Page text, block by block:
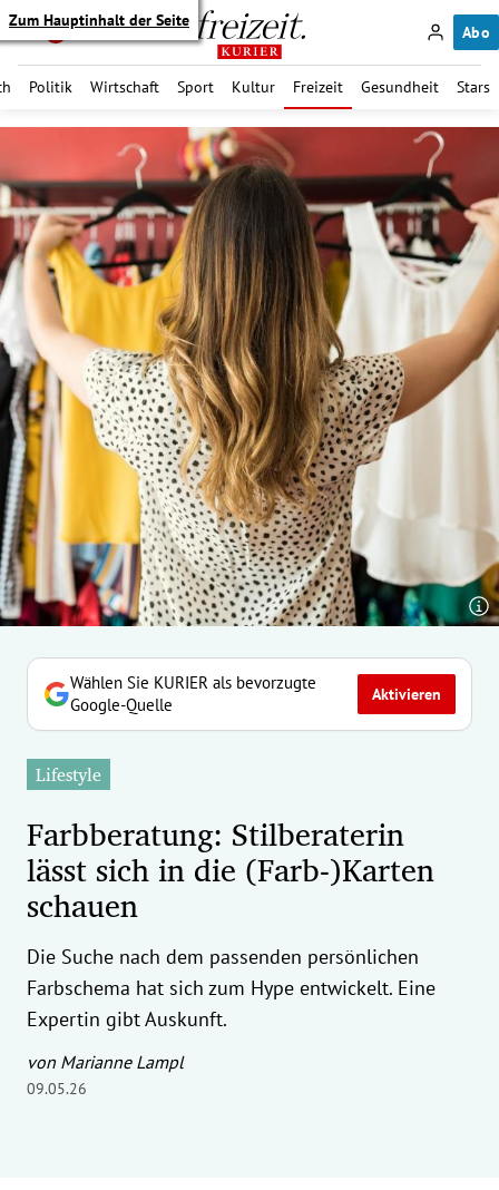
Zum Hauptinhalt der Seite
Abo
Politik Wirtschaft Sport Kultur Freizeit Gesundheit Stars
Untermenü
Untermenü
Untermenü
Untermenü
Untermenü
Untermenü
Untermenü
Untermenü
Untermenü
Untermenü
Wählen Sie KURIER als bevorzugte
Google-Quelle
Aktivieren
Lifestyle
Farbberatung: Stilberaterin
lässt sich in die (Farb-)Karten
schauen
Die Suche nach dem passenden persönlichen
Farbschema hat sich zum Hype entwickelt. Eine
Expertin gibt Auskunft.
von Marianne Lampl
09.05.26